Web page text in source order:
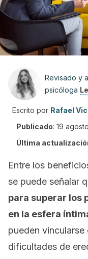
Revisado y
psicóloga
Escrito por Rafael
Publicado: 19
Última
Entre los
se puede señalar
para superar los
en la esfera
pueden
dificultades de